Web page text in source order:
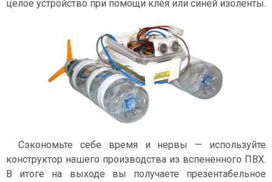
целое устройство при помощи клея или синей изоленты.
Сэкономьте себе время и нервы — используйте
конструктор нашего производства из вспененного ПВХ.
В итоге на выходе вы получаете презентабельное